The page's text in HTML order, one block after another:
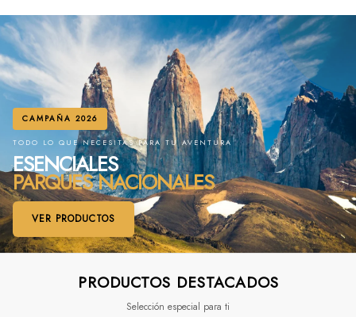
CAMPAÑA 2026
TODO LO QUE NECESITAS PARA TU AVENTURA
ESENCIALES
PARQUES NACIONALES
VER PRODUCTOS
PRODUCTOS DESTACADOS
Selección especial para ti